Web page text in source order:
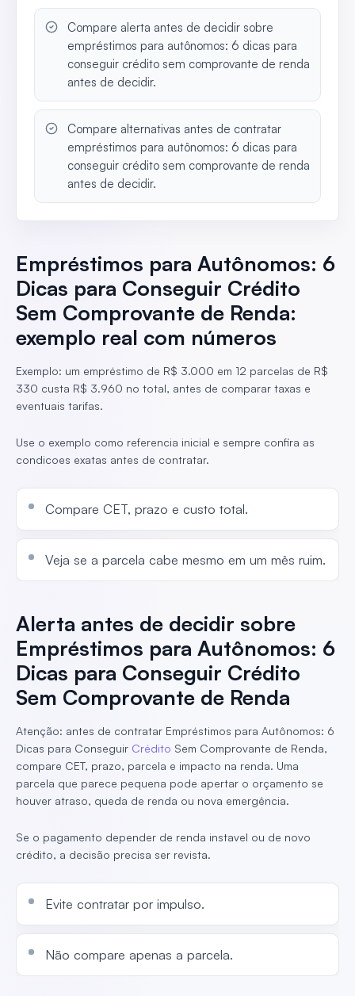
Compare alerta antes de decidir sobre
empréstimos para autônomos: 6 dicas para
conseguir crédito sem comprovante de renda
antes de decidir.
Compare alternativas antes de contratar
empréstimos para autônomos: 6 dicas para
conseguir crédito sem comprovante de renda
antes de decidir.
Empréstimos para Autônomos: 6
Dicas para Conseguir Crédito
Sem Comprovante de Renda:
exemplo real com números
Exemplo: um empréstimo de R$ 3.000 em 12 parcelas de R$
330 custa R$ 3.960 no total, antes de comparar taxas e
eventuais tarifas.
Use o exemplo como referencia inicial e sempre confira as
condicoes exatas antes de contratar.
Compare CET, prazo e custo total.
Veja se a parcela cabe mesmo em um mês ruim.
Alerta antes de decidir sobre
Empréstimos para Autônomos: 6
Dicas para Conseguir Crédito
Sem Comprovante de Renda
Atenção: antes de contratar Empréstimos para Autônomos: 6
Dicas para Conseguir Crédito Sem Comprovante de Renda,
compare CET, prazo, parcela e impacto na renda. Uma
parcela que parece pequena pode apertar o orçamento se
houver atraso, queda de renda ou nova emergência.
Se o pagamento depender de renda instavel ou de novo
crédito, a decisão precisa ser revista.
Evite contratar por impulso.
Não compare apenas a parcela.